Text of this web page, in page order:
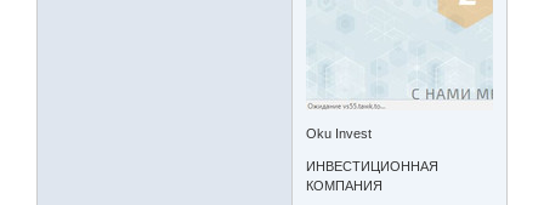
Oku Invest
ИНВЕСТИЦИОННАЯ
КОМПАНИЯ